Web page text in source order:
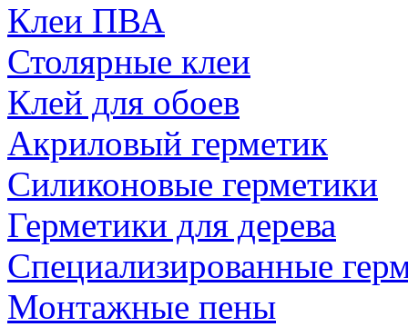
Клеи ПВА
Столярные клеи
Клей для обоев
Акриловый герметик
Силиконовые герметики
Герметики для дерева
Специализированные
Монтажные пены